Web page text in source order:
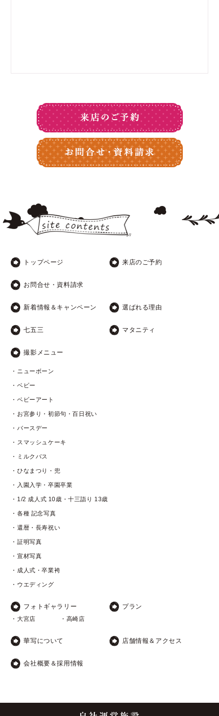
トップページ 来店のご予約
お問合せ・資料請求
新着情報＆キャンペーン 選ばれる理由
七五三 マタニティ
撮影メニュー
・ニューボーン
・ベビー
・ベビーアート
・お宮参り・初節句・百日祝い
・バースデー
・スマッシュケーキ
・ミルクバス
・ひなまつり・兜
・入園入学・卒園卒業
・1/2 成人式 10歳・十三詣り 13歳
・各種 記念写真
・還暦・長寿祝い
・証明写真
・宣材写真
・成人式・卒業袴
・ウエディング
フォトギャラリー
・大宮店 ・高崎店
プラン
華写について 店舗情報＆アクセス
会社概要＆採用情報